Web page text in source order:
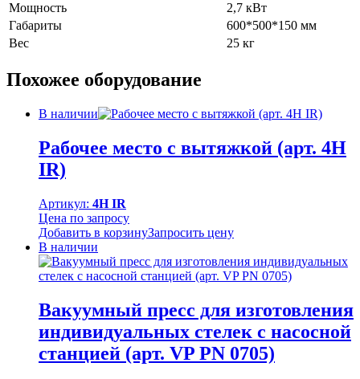
Мощность
2,7 кВт
Габариты
600*500*150 мм
Вес
25 кг
Похожее оборудование
В наличии
Рабочее место с вытяжкой (арт. 4H
IR)
Артикул: 4H IR
Цена по запросу
Добавить в корзинуЗапросить цену
В наличии
Вакуумный пресс для изготовления
индивидуальных стелек с насосной
станцией (арт. VP PN 0705)